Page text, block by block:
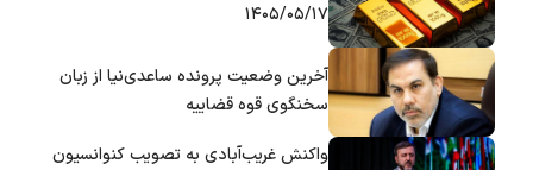
۱۴۰۵/۰۵/۱۷
آخرین وضعیت پرونده ساعدی‌نیا از زبان
سخنگوی قوه قضاییه
واکنش غریب‌آبادی به تصویب کنوانسیون